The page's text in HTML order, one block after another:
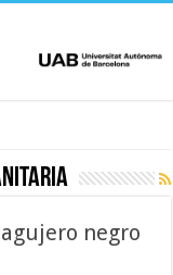
negro